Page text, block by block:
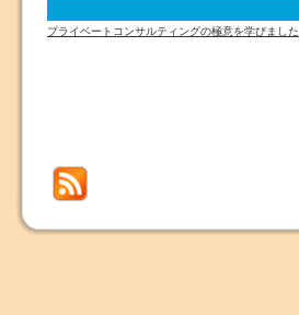
プライベートコンサルティングの極意を学びました